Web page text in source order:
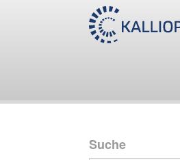
Suche